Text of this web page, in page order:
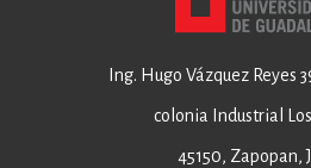
Ing. Hugo Vázquez Reyes
colonia Industrial
45150, Zapopan,